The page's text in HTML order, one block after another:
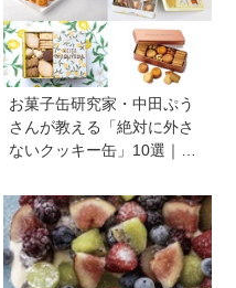
お菓子缶研究家・中田ぷう
さんが教える「絶対に外さ
ないクッキー缶」10選｜マ
自分へのご褒美に！